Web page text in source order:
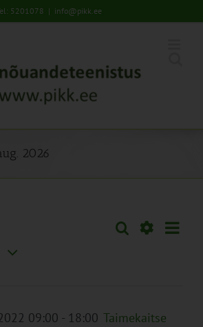
5201078 | info@pikk.ee
2026
Sündmused
Navigation
Otsi Päev
09:00 - 18:00 Taimekaitse